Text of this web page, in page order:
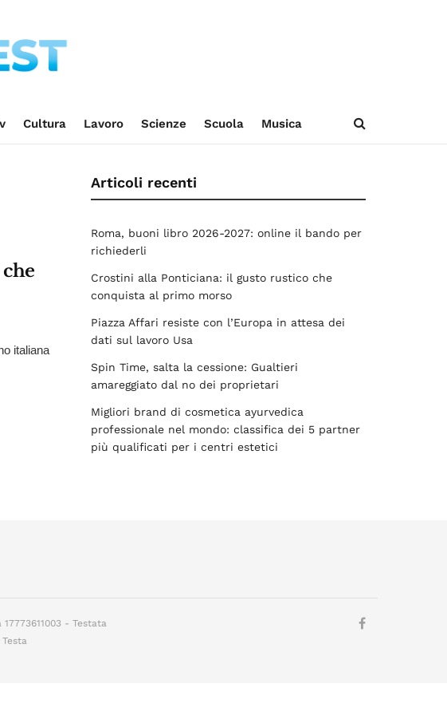
Cultura Lavoro Scienze Scuola Musica
italiana
Articoli recenti
Roma, buoni libro 2026-2027: online il bando per
richiederli
Crostini alla Ponticiana: il gusto rustico che
conquista al primo morso
Piazza Affari resiste con l’Europa in attesa dei
dati sul lavoro Usa
Spin Time, salta la cessione: Gualtieri
amareggiato dal no dei proprietari
Migliori brand di cosmetica ayurvedica
professionale nel mondo: classifica dei 5 partner
più qualificati per i centri estetici
- Testata